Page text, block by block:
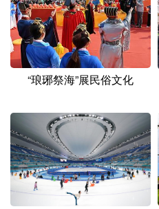
多语种频道
English Español
Русский язык
“琅琊祭海”展民俗文化